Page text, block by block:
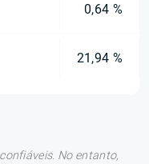
0,64 %
21,94 %
No entanto,